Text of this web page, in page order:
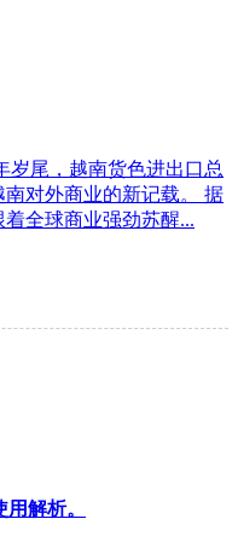
尾，越南货色进出口总
对外商业的新记载。 据
全球商业强劲苏醒...
解析。